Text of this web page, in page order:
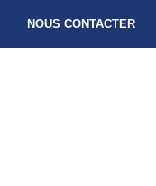
NOUS CONTACTER